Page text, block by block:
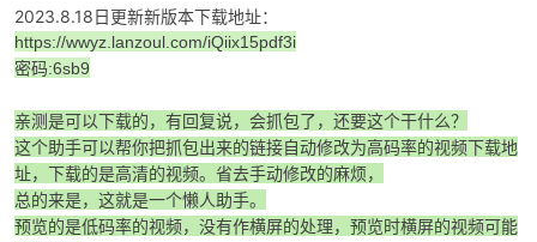
爱
2023.8.18日更新新版本下载地址：
https://wwyz.lanzoul.com/iQiix15pdf3i
密码:6sb9
亲测是可以下载的，有回复说，会抓包了，还要这个干什么？
这个助手可以帮你把抓包出来的链接自动修改为高码率的视频下载地
址，下载的是高清的视频。省去手动修改的麻烦，
总的来是，这就是一个懒人助手。
预览的是低码率的视频，没有作横屏的处理，预览时横屏的视频可能